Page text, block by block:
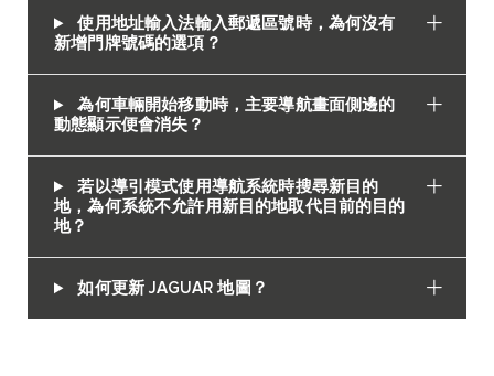
使用地址輸入法輸入郵遞區號時，為何沒有
新增門牌號碼的選項？
為何車輛開始移動時，主要導航畫面側邊的
動態顯示便會消失？
若以導引模式使用導航系統時搜尋新目的
地，為何系統不允許用新目的地取代目前的目的
地？
如何更新 JAGUAR 地圖？